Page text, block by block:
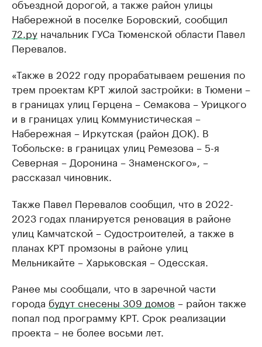
объездной дорогой, а также район улицы
Набережной в поселке Боровский, сообщил
72.ру начальник ГУСа Тюменской области Павел
Перевалов.
«Также в 2022 году прорабатываем решения по
трем проектам КРТ жилой застройки: в Тюмени –
в границах улиц Герцена – Семакова – Урицкого
и в границах улиц Коммунистическая –
Набережная – Иркутская (район ДОК). В
Тобольске: в границах улиц Ремезова – 5-я
Северная – Доронина – Знаменского», –
рассказал чиновник.
Также Павел Перевалов сообщил, что в 2022-
2023 годах планируется реновация в районе
улиц Камчатской – Судостроителей, а также в
планах КРТ промзоны в районе улиц
Мельникайте – Харьковская – Одесская.
Ранее мы сообщали, что в заречной части
города будут снесены 309 домов – район также
попал под программу КРТ. Срок реализации
проекта – не более восьми лет.